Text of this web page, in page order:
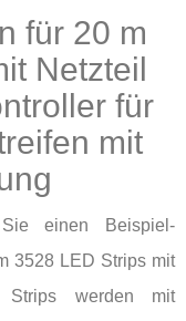
für 20 m
Netzteil
für
mit
einen Beispiel-
3528 LED Strips mit
werden mit